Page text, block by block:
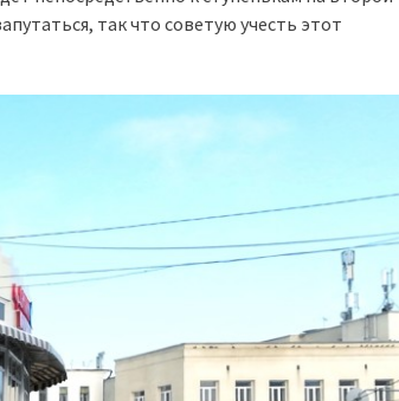
так что советую учесть этот